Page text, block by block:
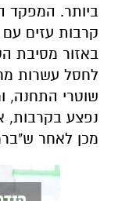
ביותר. המפקד
קרבות עזים עם
באזור מסיבת
שוטרי התחנה,
נפצע בקרבות,
מכן לאחר